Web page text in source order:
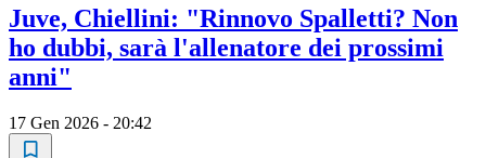
Juve, Chiellini: "Rinnovo Spalletti? Non
ho dubbi, sarà l'allenatore dei prossimi
anni"
17 Gen 2026 - 20:42